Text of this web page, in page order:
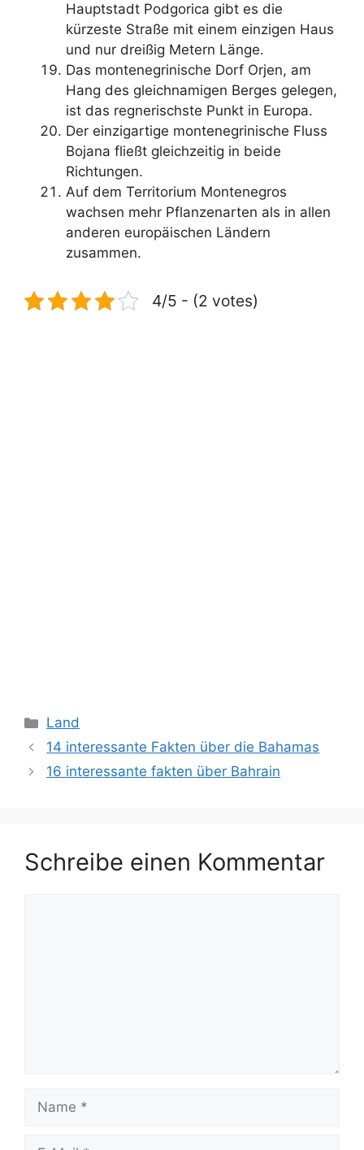
Hauptstadt Podgorica gibt es die
kürzeste Straße mit einem einzigen Haus
und nur dreißig Metern Länge.
Das montenegrinische Dorf Orjen, am
Hang des gleichnamigen Berges gelegen,
ist das regnerischste Punkt in Europa.
Der einzigartige montenegrinische Fluss
Bojana fließt gleichzeitig in beide
Richtungen.
Auf dem Territorium Montenegros
wachsen mehr Pflanzenarten als in allen
anderen europäischen Ländern
zusammen.
4/5 - (2 votes)
Kategorien
Land
14 interessante Fakten über die Bahamas
16 interessante fakten über Bahrain
Schreibe einen Kommentar
Name